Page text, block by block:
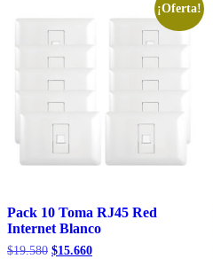
¡Oferta!
Pack 10 Toma RJ45 Red
Internet Blanco
$19.580 El
$15.660El